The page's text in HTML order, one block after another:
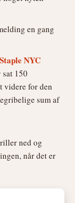
en gang
NYC
150
videre for den
sum af
ned og
når det er